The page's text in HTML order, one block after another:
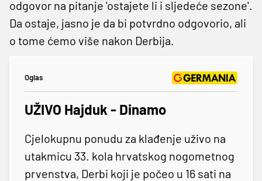
odgovor na pitanje 'ostajete li i sljedeće sezone'.
Da ostaje, jasno je da bi potvrdno odgovorio, ali
o tome ćemo više nakon Derbija.
Oglas
UŽIVO Hajduk - Dinamo
Cjelokupnu ponudu za klađenje uživo na
utakmicu 33. kola hrvatskog nogometnog
prvenstva, Derbi koji je počeo u 16 sati na